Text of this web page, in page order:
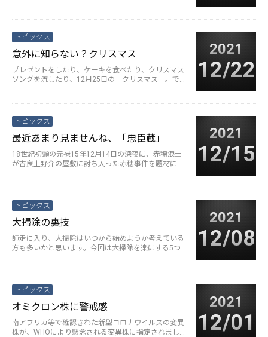
トピックス
意外に知らない？クリスマス
プレゼントをしたり、ケーキを食べたり、クリスマス
ソングを流したり、12月25日の「クリスマス」。でも
2021
12/22
トピックス
最近あまり見ませんね、「忠臣蔵」
18世紀初頭の元禄15年12月14日の深夜に、赤穂浪士
が吉良上野介の屋敷に討ち入った赤穂事件を題材に、
2021
12/15
トピックス
大掃除の裏技
師走に入り、大掃除はいつから始めようか考えている
方も多いかと思います。今回は大掃除を楽にする5つ
2021
12/08
トピックス
オミクロン株に警戒感
南アフリカ等で確認された新型コロナウイルスの変異
株が、WHOにより懸念される変異株に指定されまし
2021
12/01